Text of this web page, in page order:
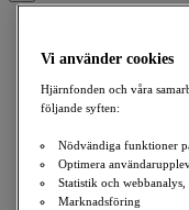
Vi använder cookies
Hjärnfonden och våra
följande syften:
Nödvändiga funktioner
Optimera
Statistik och
Marknadsföring